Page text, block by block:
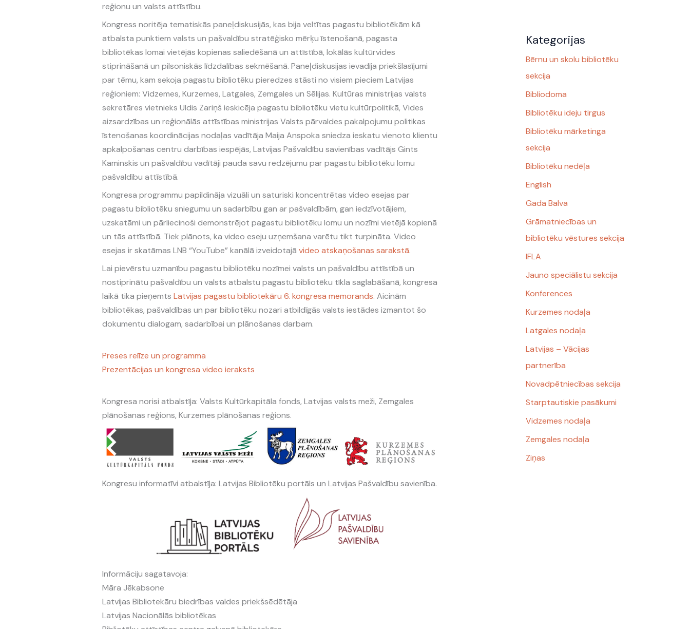
reģionu un valsts attīstību.
Kongress noritēja tematiskās paneļdiskusijās, kas bija veltītas pagastu bibliotēkām kā
atbalsta punktiem valsts un pašvaldību stratēģisko mērķu īstenošanā, pagasta
bibliotēkas lomai vietējās kopienas saliedēšanā un attīstībā, lokālās kultūrvides
stiprināšanā un pilsoniskās līdzdalības sekmēšanā. Paneļdiskusijas ievadīja priekšlasījumi
par tēmu, kam sekoja pagastu bibliotēku pieredzes stāsti no visiem pieciem Latvijas
reģioniem: Vidzemes, Kurzemes, Latgales, Zemgales un Sēlijas. Kultūras ministrijas valsts
sekretāres vietnieks Uldis Zariņš ieskicēja pagastu bibliotēku vietu kultūrpolitikā, Vides
aizsardzības un reģionālās attīstības ministrijas Valsts pārvaldes pakalpojumu politikas
īstenošanas koordinācijas nodaļas vadītāja Maija Anspoka sniedza ieskatu vienoto klientu
apkalpošanas centru darbības iespējās, Latvijas Pašvaldību savienības vadītājs Gints
Kaminskis un pašvaldību vadītāji pauda savu redzējumu par pagastu bibliotēku lomu
pašvaldību attīstībā.
Kongresa programmu papildināja vizuāli un saturiski koncentrētas video esejas par
pagastu bibliotēku sniegumu un sadarbību gan ar pašvaldībām, gan iedzīvotājiem,
uzskatāmi un pārliecinoši demonstrējot pagastu bibliotēku lomu un nozīmi vietējā kopienā
un tās attīstībā. Tiek plānots, ka video eseju uzņemšana varētu tikt turpināta. Video
esejas ir skatāmas LNB “YouTube” kanālā izveidotajā video atskaņošanas sarakstā.
Lai pievērstu uzmanību pagastu bibliotēku nozīmei valsts un pašvaldību attīstībā un
nostiprinātu pašvaldību un valsts atbalstu pagastu bibliotēku tīkla saglabāšanā, kongresa
laikā tika pieņemts Latvijas pagastu bibliotekāru 6. kongresa memorands. Aicinām
bibliotēkas, pašvaldības un par bibliotēku nozari atbildīgās valsts iestādes izmantot šo
dokumentu dialogam, sadarbībai un plānošanas darbam.
Preses relīze un programma
Prezentācijas un kongresa video ieraksts
Kongresa norisi atbalstīja: Valsts Kultūrkapitāla fonds, Latvijas valsts meži, Zemgales
plānošanas reģions, Kurzemes plānošanas reģions.
Kongresu informatīvi atbalstīja: Latvijas Bibliotēku portāls un Latvijas Pašvaldību savienība.
Informāciju sagatavoja:
Māra Jēkabsone
Latvijas Bibliotekāru biedrības valdes priekšsēdētāja
Latvijas Nacionālās bibliotēkas
Kategorijas
Bērnu un skolu bibliotēku
sekcija
Bibliodoma
Bibliotēku ideju tirgus
Bibliotēku mārketinga
sekcija
Bibliotēku nedēļa
English
Gada Balva
Grāmatniecības un
bibliotēku vēstures sekcija
IFLA
Jauno speciālistu sekcija
Konferences
Kurzemes nodaļa
Latgales nodaļa
Latvijas – Vācijas
partnerība
Novadpētniecības sekcija
Starptautiskie pasākumi
Vidzemes nodaļa
Zemgales nodaļa
Ziņas